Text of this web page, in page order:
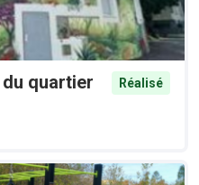
quartier
Réalisé